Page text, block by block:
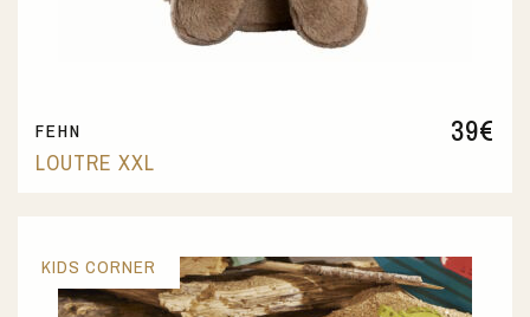
39€
FEHN
LOUTRE XXL
KIDS CORNER